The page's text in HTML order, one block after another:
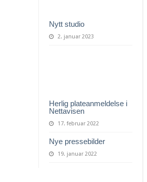
Nytt studio
2. januar 2023
Herlig plateanmeldelse i
Nettavisen
17. februar 2022
Nye pressebilder
19. januar 2022